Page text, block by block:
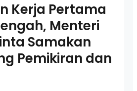
Kerja Pertama
Menteri
Samakan
Pemikiran dan